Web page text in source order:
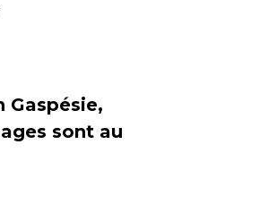
Gaspésie,
sont au